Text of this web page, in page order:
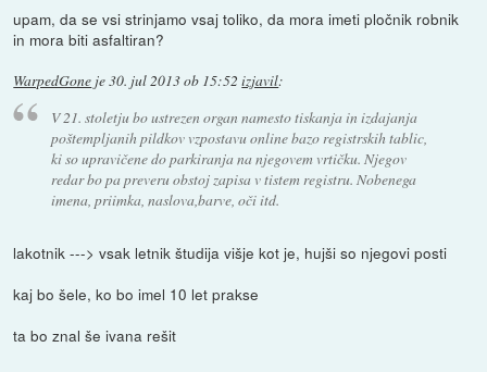
upam, da se vsi strinjamo vsaj toliko, da mora imeti pločnik robnik
in mora biti asfaltiran?
WarpedGone je30. jul 2013 ob 15:52 izjavil:
V 21. stoletju bo ustrezen organ namesto tiskanja in izdajanja
poštempljanih pildkov vzpostavu online bazo registrskih tablic,
ki so upravičene do parkiranja na njegovem vrtičku. Njegov
redar bo pa preveru obstoj zapisa v tistem registru. Nobenega
imena, priimka, naslova,barve, oči itd.
lakotnik ---> vsak letnik študija višje kot je, hujši so njegovi posti
kaj bo šele, ko bo imel 10 let prakse
ta bo znal še ivana rešit